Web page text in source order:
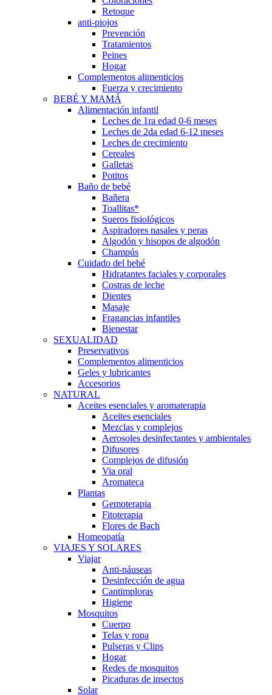
Retoque
anti-piojos
Prevención
Tratamientos
Peines
Hogar
Complementos alimenticios
Fuerza y crecimiento
BEBÉ Y MAMÁ
Alimentación infantil
Leches de 1ra edad 0-6 meses
Leches de 2da edad 6-12 meses
Leches de crecimiento
Cereales
Galletas
Potitos
Baño de bebé
Bañera
Toallitas*
Sueros fisiológicos
Aspiradores nasales y peras
Algodón y hisopos de algodón
Champús
Cuidado del bebé
Hidratantes faciales y corporales
Costras de leche
Dientes
Masaje
Fragancias infantiles
Bienestar
SEXUALIDAD
Preservativos
Complementos alimenticios
Geles y lubricantes
Accesorios
NATURAL
Aceites esenciales y aromaterapia
Aceites esenciales
Mezclas y complejos
Aerosoles desinfectantes y ambientales
Difusores
Complejos de difusión
Via oral
Aromateca
Plantas
Gemoterapia
Fitoterapia
Flores de Bach
Homeopatía
VIAJES Y SOLARES
Viajar
Anti-náuseas
Desinfección de agua
Cantimploras
Higiene
Mosquitos
Cuerpo
Telas y ropa
Pulseras y Clips
Hogar
Redes de mosquitos
Picaduras de insectos
Solar